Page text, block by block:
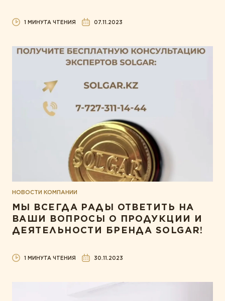
1 МИНУТА ЧТЕНИЯ 07.11.2023
НОВОСТИ КОМПАНИИ
МЫ ВСЕГДА РАДЫ ОТВЕТИТЬ НА
ВАШИ ВОПРОСЫ О ПРОДУКЦИИ И
ДЕЯТЕЛЬНОСТИ БРЕНДА SOLGAR!
1 МИНУТА ЧТЕНИЯ 30.11.2023